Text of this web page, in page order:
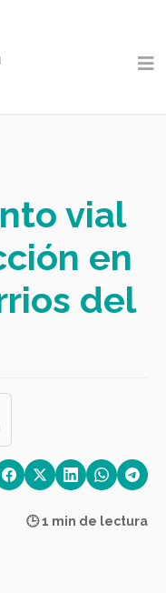
vial
en
del
🕒 1 min de lectura